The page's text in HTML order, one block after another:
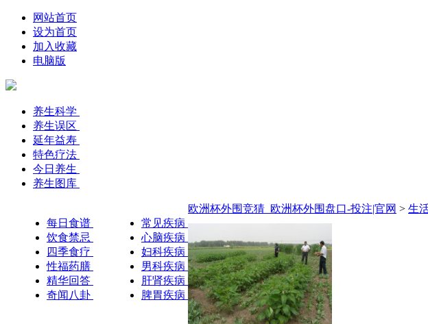
网站首页
设为首页
加入收藏
电脑版
养生科学
养生误区
延年益寿
特色疗法
今日养生
养生图库
每日食谱
饮食禁忌
四季食疗
性福药膳
精华回答
奇闻八卦
常见疾病
心脑疾病
妇科疾病
男科疾病
肝肾疾病
脾胃疾病
欧洲杯外围竞猜_欧洲杯外围盘口-投注|官网 > 生